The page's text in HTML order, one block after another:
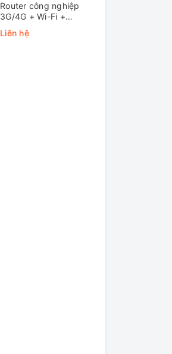
Router công nghiệp
3G/4G + Wi-Fi +
APN/VPN Four-Faith
F3436
Liên hệ